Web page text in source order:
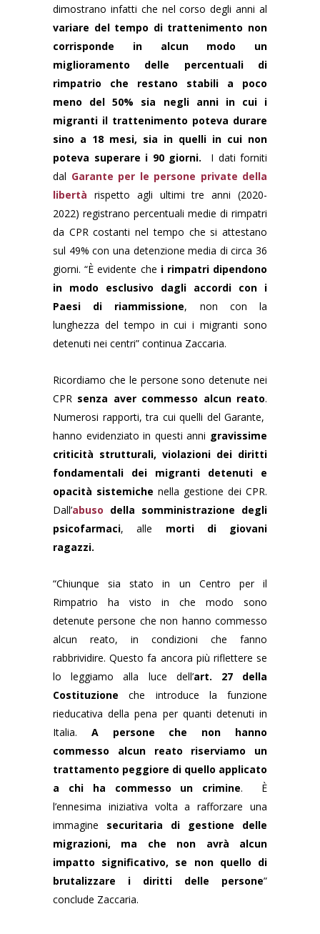
dimostrano infatti che nel corso degli anni al
variare del tempo di trattenimento non
corrisponde in alcun modo un
miglioramento delle percentuali di
rimpatrio
che restano stabili a poco
meno del 50% sia negli anni in cui i
migranti il trattenimento poteva durare
sino a 18 mesi, sia in quelli in cui non
poteva superare i 90 giorni. I dati forniti
dal Garante per le persone private della
libertà rispetto agli ultimi tre anni (2020-
2022) registrano percentuali medie di rimpatri
da CPR costanti nel tempo che si attestano
sul 49% con una detenzione media di circa 36
giorni. “È evidente che i rimpatri dipendono
in modo esclusivo dagli accordi con i
Paesi di riammissione, non con la
lunghezza del tempo in cui i migranti sono
detenuti nei centri” continua Zaccaria.
Ricordiamo che le persone sono detenute nei
CPR senza aver commesso alcun reato.
Numerosi rapporti, tra cui quelli del Garante,
hanno evidenziato in questi anni gravissime
criticità strutturali, violazioni dei diritti
fondamentali dei migranti detenuti e
opacità sistemiche nella gestione dei CPR.
Dall’abuso della somministrazione degli
psicofarmaci, alle morti di giovani
ragazzi.
“Chiunque sia stato in un Centro per il
Rimpatrio ha visto in che modo sono
detenute persone che non hanno commesso
alcun reato, in condizioni che fanno
rabbrividire. Questo fa ancora più riflettere se
lo leggiamo alla luce dell’art. 27 della
Costituzione che introduce la funzione
rieducativa della pena per quanti detenuti in
Italia. A persone che non hanno
commesso alcun reato riserviamo un
trattamento peggiore di quello applicato
a chi ha commesso un crimine. È
l’ennesima iniziativa volta a rafforzare una
immagine securitaria di gestione delle
migrazioni, ma che non avrà alcun
impatto significativo, se non quello di
brutalizzare i diritti delle persone”
conclude Zaccaria.